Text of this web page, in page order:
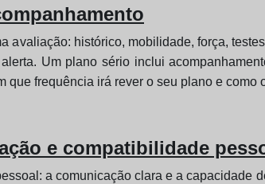
avaliação: histórico, mobilidade, força,
Um plano sério inclui
que frequência irá rever o seu plano e como
e compatibilidade
a comunicação clara e a capacidade